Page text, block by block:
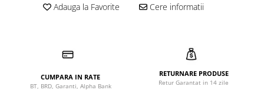
Adauga la Favorite Cere informatii
CUMPARA IN RATE
BT, BRD, Garanti, Alpha Bank
RETURNARE PRODUSE
Retur Garantat in 14 zile